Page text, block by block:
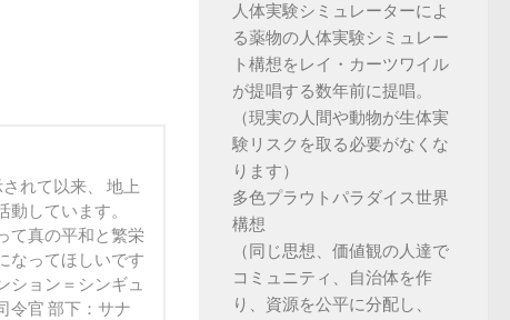
れて以来、 地上
しています。
て真の平和と繁栄
なってほしいです
ション＝シンギュ
令官 部下：サナ
人体実験シミュレーターによ
る薬物の人体実験シミュレー
ト構想をレイ・カーツワイル
が提唱する数年前に提唱。
（現実の人間や動物が生体実
験リスクを取る必要がなくな
ります）
多色プラウトパラダイス世界
構想
（同じ思想、価値観の人達で
コミュニティ、自治体を作
り、資源を公平に分配し、